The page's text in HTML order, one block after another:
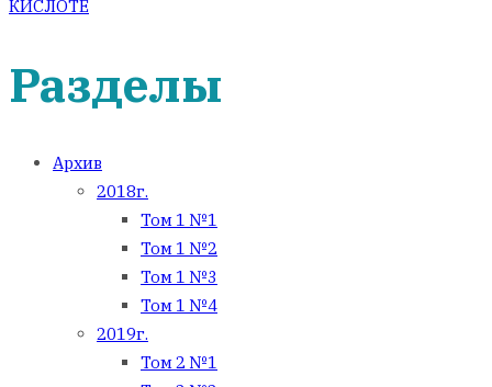
КИСЛОТЕ
Разделы
Архив
2018г.
Том 1 №1
Том 1 №2
Том 1 №3
Том 1 №4
2019г.
Том 2 №1